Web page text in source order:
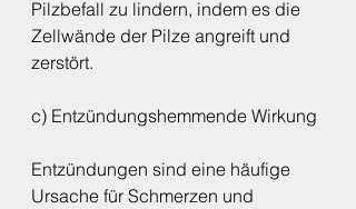
Pilzbefall zu lindern, indem es die
Zellwände der Pilze angreift und
zerstört.
c) Entzündungshemmende Wirkung
Entzündungen sind eine häufige
Ursache für Schmerzen und